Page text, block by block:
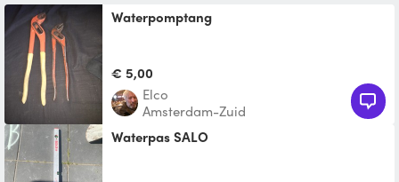
Waterpomptang
€ 5,00
Elco
Amsterdam-Zuid
Waterpas SALO